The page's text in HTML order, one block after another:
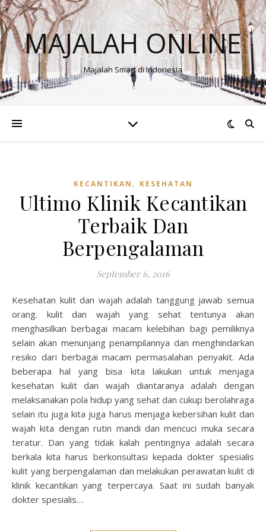
MAJALAH ONLINE
Majalah Smart di Indonesia
KECANTIKAN , KESEHATAN
Ultimo Klinik Kecantikan
Terbaik Dan
Berpengalaman
September 6, 2016
Kesehatan kulit dan wajah adalah tanggung jawab semua
orang. kulit dan wajah yang sehat tentunya akan
menghasilkan berbagai macam kelebihan bagi pemiliknya
selain akan menunjang penampilannya dan menghindarkan
resiko dari berbagai macam permasalahan penyakit. Ada
beberapa hal yang bisa kita lakukan untuk menjaga
kesehatan kulit dan wajah diantaranya adalah dengan
melaksanakan pola hidup yang sehat dan cukup berolahraga
selain itu juga kita juga harus menjaga kebersihan kulit dan
wajah kita dengan rutin mandi dan mencuci muka secara
teratur. Dan yang tidak kalah pentingnya adalah secara
berkala kita harus berkonsultasi kepada dokter spesialis
kulit yang berpengalaman dan melakukan perawatan kulit di
klinik kecantikan yang terpercaya. Saat ini sudah banyak
dokter spesialis…